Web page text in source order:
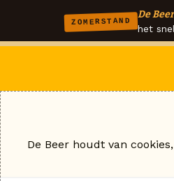
ZOMERSTAND
De
het
De Beer houdt van